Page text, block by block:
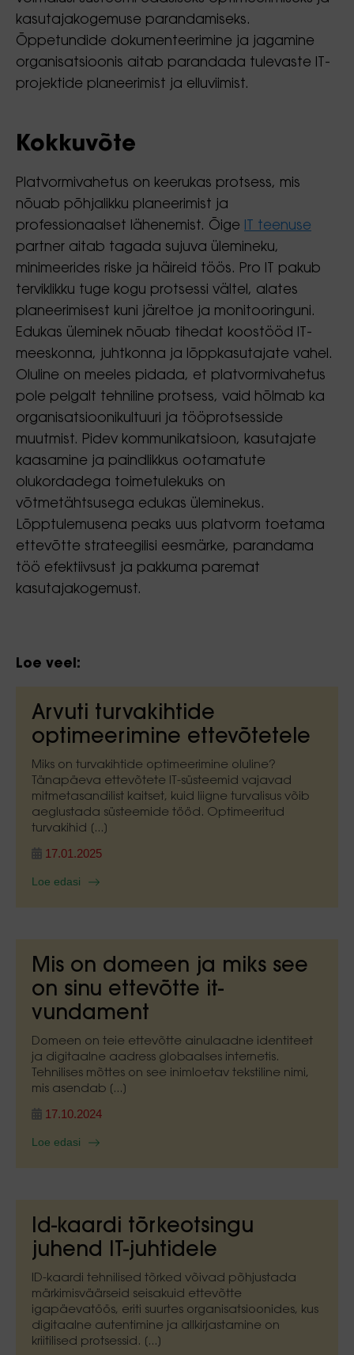
kasutajakogemuse parandamiseks.
Õppetundide dokumenteerimine ja jagamine
organisatsioonis aitab parandada tulevaste IT-
projektide planeerimist ja elluviimist.
Kokkuvõte
Platvormivahetus on keerukas protsess, mis
nõuab põhjalikku planeerimist ja
professionaalset lähenemist. Õige
IT teenuse
partner aitab tagada sujuva ülemineku,
minimeerides riske ja häireid töös. Pro IT pakub
terviklikku tuge kogu protsessi vältel, alates
planeerimisest kuni järeltoe ja monitooringuni.
Edukas üleminek nõuab tihedat koostööd IT-
meeskonna, juhtkonna ja lõppkasutajate vahel.
Oluline on meeles pidada, et platvormivahetus
pole pelgalt tehniline protsess, vaid hõlmab ka
organisatsioonikultuuri ja tööprotsesside
muutmist. Pidev kommunikatsioon, kasutajate
kaasamine ja paindlikkus ootamatute
olukordadega toimetulekuks on
võtmetähtsusega edukas üleminekus.
Lõpptulemusena peaks uus platvorm toetama
ettevõtte strateegilisi eesmärke, parandama
töö efektiivsust ja pakkuma paremat
kasutajakogemust.
Loe veel:
Arvuti turvakihtide
optimeerimine ettevõtetele
Miks on turvakihtide optimeerimine oluline?
Tänapäeva ettevõtete IT-süsteemid vajavad
mitmetasandilist kaitset, kuid liigne turvalisus võib
aeglustada süsteemide tööd. Optimeeritud
turvakihid [...]
17.01.2025
Loe edasi
Mis on domeen ja miks see
on sinu ettevõtte it-
vundament
Domeen on teie ettevõtte ainulaadne identiteet
ja digitaalne aadress globaalses internetis.
Tehnilises mõttes on see inimloetav tekstiline nimi,
mis asendab [...]
17.10.2024
Loe edasi
Id-kaardi tõrkeotsingu
juhend IT-juhtidele
ID-kaardi tehnilised tõrked võivad põhjustada
märkimisväärseid seisakuid ettevõtte
igapäevatöös, eriti suurtes organisatsioonides, kus
digitaalne autentimine ja allkirjastamine on
kriitilised protsessid. [...]